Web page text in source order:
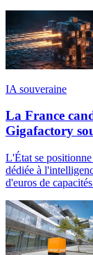
IA souveraine
La France
Gigafactory
L'État se
dédiée à
d'euros de